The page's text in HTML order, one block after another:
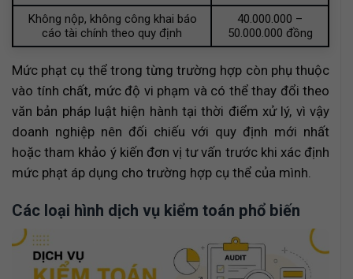
Không nộp, không công khai báo
cáo tài chính theo quy định
40.000.000 –
50.000.000 đồng
Mức phạt cụ thể trong từng trường hợp còn phụ thuộc
vào tính chất, mức độ vi phạm và có thể thay đổi theo
văn bản pháp luật hiện hành tại thời điểm xử lý, vì vậy
doanh nghiệp nên đối chiếu với quy định mới nhất
hoặc tham khảo ý kiến đơn vị tư vấn trước khi xác định
mức phạt áp dụng cho trường hợp cụ thể của mình.
Các loại hình dịch vụ kiểm toán phổ biến